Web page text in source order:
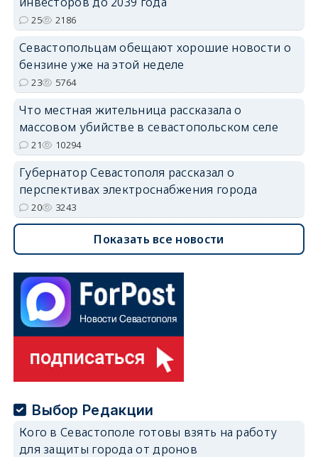
25 2186
Севастопольцам обещают хорошие новости о
бензине уже на этой неделе
23 5764
Что местная жительница рассказала о
массовом убийстве в севастопольском селе
21 10294
Губернатор Севастополя рассказал о
перспективах электроснабжения города
20 3243
Показать все новости
Выбор Редакции
Кого в Севастополе готовы взять на работу
для защиты города от дронов